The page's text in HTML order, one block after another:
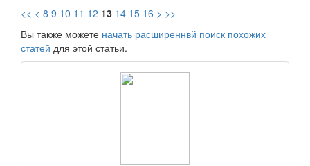
<< < 8 9 10 11 12 13 14 15 16 > >>
Вы также можете начать расширеннвй поиск похожих
статей для этой статьи.